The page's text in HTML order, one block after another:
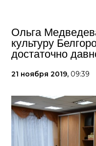
Ольга
культуру
достаточно
21 ноября 2019, 09:39